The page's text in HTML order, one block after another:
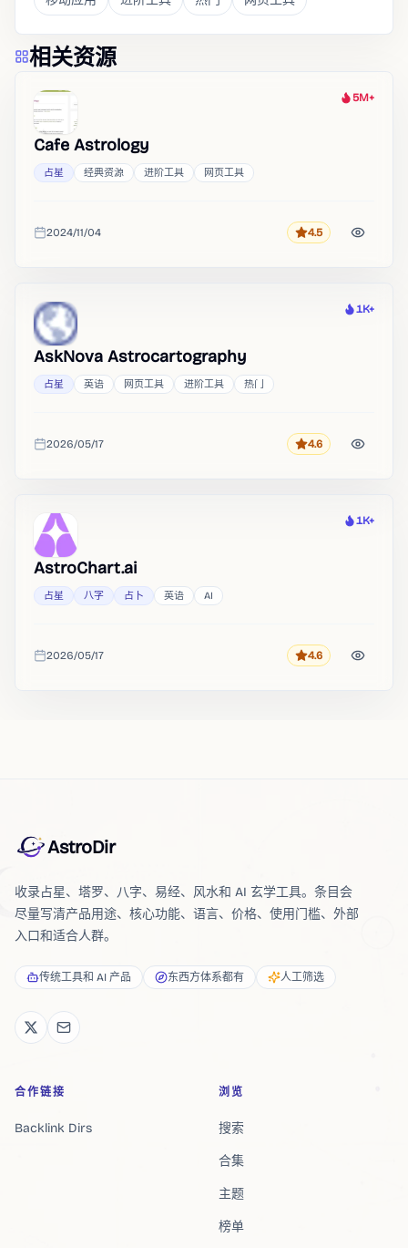
相关资源
热度
5M+
Cafe Astrology
占星 经典资源 进阶工具 网页工具
收录时间
2024/11/04 评分4.5
热度
1K+
AskNova Astrocartography
占星 英语 网页工具 进阶工具 热门
收录时间
2026/05/17 评分4.6
热度
1K+
AstroChart.ai
占星 八字 占卜 英语 AI
收录时间
2026/05/17 评分4.6
AstroDir
收录占星、塔罗、八字、易经、风水和 AI 玄学工具。条目会
尽量写清产品用途、核心功能、语言、价格、使用门槛、外部
入口和适合人群。
传统工具和 AI 产品 东西方体系都有 人工筛选
合作链接
Backlink Dirs
浏览
搜索
合集
主题
榜单